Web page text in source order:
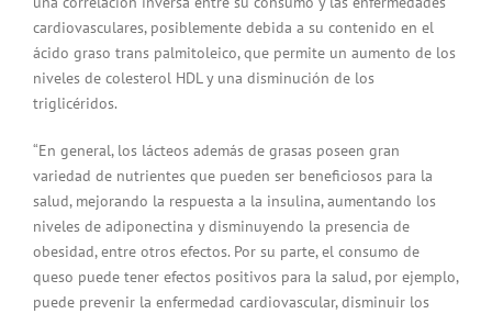
cardiovasculares, posiblemente debida a su contenido en el
ácido graso trans palmitoleico, que permite un aumento de los
niveles de colesterol HDL y una disminución de los
triglicéridos.
“En general, los lácteos además de grasas poseen gran
variedad de nutrientes que pueden ser beneficiosos para la
salud, mejorando la respuesta a la insulina, aumentando los
niveles de adiponectina y disminuyendo la presencia de
obesidad, entre otros efectos. Por su parte, el consumo de
queso puede tener efectos positivos para la salud, por ejemplo,
puede prevenir la enfermedad cardiovascular, disminuir los